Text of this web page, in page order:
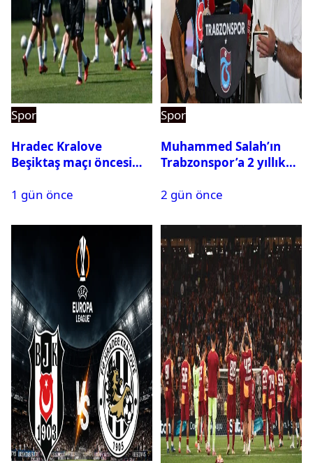
Spor
Hradec Kralove
Beşiktaş maçı öncesi
Siyah-Beyazlıların 11’i
1 gün önce
Spor
Muhammed Salah’ın
Trabzonspor’a 2 yıllık
2 gün önce